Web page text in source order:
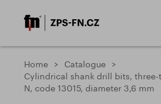
Home
Catalogue
Cylindrical shank drill bits,
N, code 13015, diameter 3,6 mm